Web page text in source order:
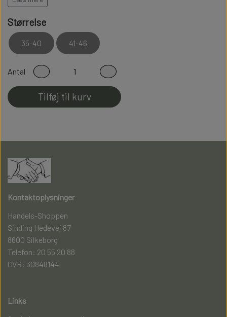
Sidder perfekt på foden
Fladsømmet for ekstra god komfort
Størrelse
35-40 41-46
Antal
Tilføj til kurv
Kontaktoplysninger
Handels-Shoppen
Sinding Hedevej 87
8600 Silkeborg
Telefon: 20 55 20 88
CVR: 30848144
Links